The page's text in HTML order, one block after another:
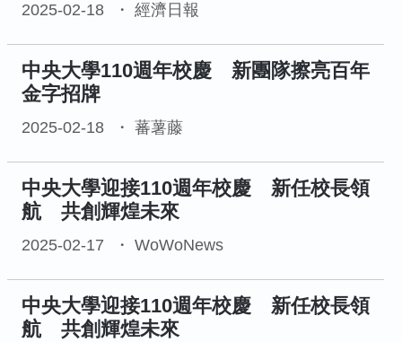
2025-02-18 經濟日報
中央大學110週年校慶 新團隊擦亮百年
金字招牌
2025-02-18 蕃薯藤
中央大學迎接110週年校慶 新任校長領
航 共創輝煌未來
2025-02-17 WoWoNews
中央大學迎接110週年校慶 新任校長領
航 共創輝煌未來